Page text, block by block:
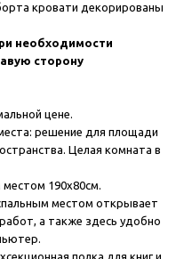
кровати декорированы
необходимости
сторону
цене.
решение для площади
Целая комната в
190х80см.
местом открывает
а также здесь удобно
полка для книг и